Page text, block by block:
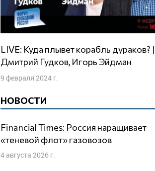
LIVE: Куда плывет корабль дураков? |
Дмитрий Гудков, Игорь Эйдман
9 февраля 2024 г.
НОВОСТИ
Financial Times: Россия наращивает
«теневой флот» газовозов
4 августа 2026 г.